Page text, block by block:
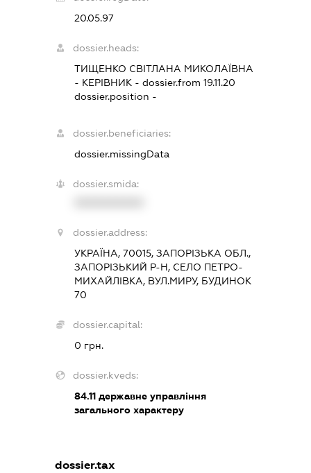
20.05.97
dossier.heads:
ТИЩЕНКО СВІТЛАНА МИКОЛАЇВНА
- КЕРІВНИК - dossier.from 19.11.20
dossier.position -
dossier.beneficiaries:
dossier.missingData
dossier.smida:
dossier.address:
УКРАЇНА, 70015, ЗАПОРІЗЬКА ОБЛ.,
ЗАПОРІЗЬКИЙ Р-Н, СЕЛО ПЕТРО-
МИХАЙЛІВКА, ВУЛ.МИРУ, БУДИНОК
70
dossier.capital:
0 грн.
dossier.kveds:
84.11 державне управління
загального характеру
dossier.tax